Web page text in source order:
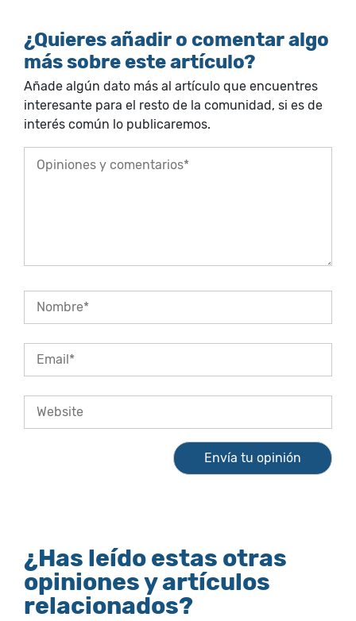
¿Quieres añadir o comentar algo
más sobre este artículo?
Añade algún dato más al artículo que encuentres
interesante para el resto de la comunidad, si es de
interés común lo publicaremos.
¿Has leído estas otras
opiniones y artículos
relacionados?